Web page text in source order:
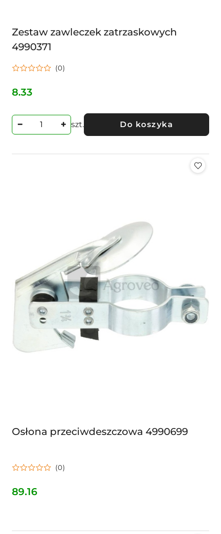
Zestaw zawleczek zatrzaskowych
4990371
(0)
Cena:
8.33
szt. Do koszyka
Osłona przeciwdeszczowa 4990699
(0)
Cena:
89.16